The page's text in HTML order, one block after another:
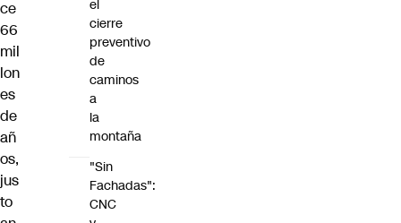
ce
66
mil
lon
es
de
añ
os,
jus
to
el
cierre
preventivo
de
caminos
a
la
montaña
"Sin
Fachadas":
CNC